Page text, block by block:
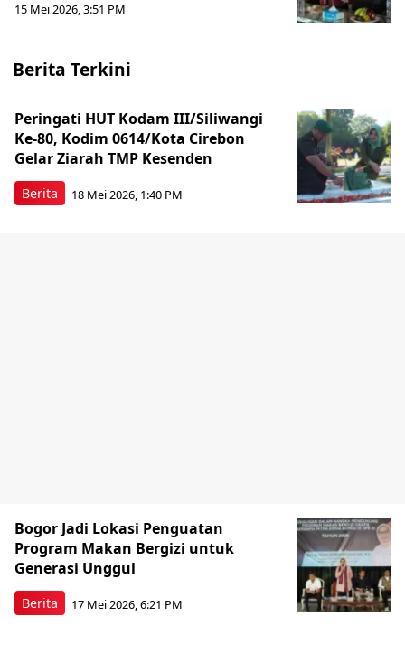
15 Mei 2026, 3:51 PM
Berita Terkini
Berita
Peringati HUT Kodam III/Siliwangi
Ke-80, Kodim 0614/Kota Cirebon
Gelar Ziarah TMP Kesenden
18 Mei 2026, 1:40 PM
Berita
Bogor Jadi Lokasi Penguatan
Program Makan Bergizi untuk
Generasi Unggul
17 Mei 2026, 6:21 PM